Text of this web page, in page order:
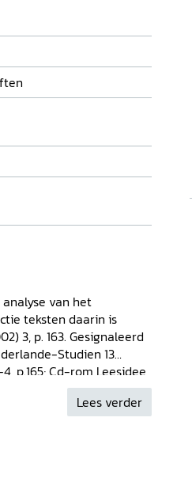
van het laatste
als zij oog in oog staan
1731, die veel
het Hartebok in
van het
teksten daarin is
3, p. 163. Gesignaleerd
Studien 13
p.165; Cd-rom Leesidee
Lees verder